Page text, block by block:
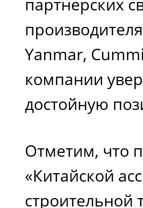
Yanmar,
компании
достойную
Отметим, что
«Китайской
строительной